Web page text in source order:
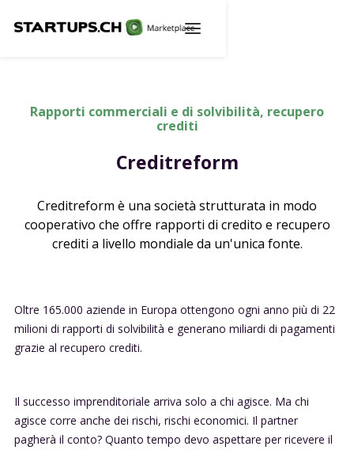
Rapporti commerciali e di solvibilità, recupero
crediti
Creditreform
Creditreform è una società strutturata in modo
cooperativo che offre rapporti di credito e recupero
crediti a livello mondiale da un'unica fonte.
Oltre 165.000 aziende in Europa ottengono ogni anno più di 22
milioni di rapporti di solvibilità e generano miliardi di pagamenti
grazie al recupero crediti.
Il successo imprenditoriale arriva solo a chi agisce. Ma chi
agisce corre anche dei rischi, rischi economici. Il partner
pagherà il conto? Quanto tempo devo aspettare per ricevere il